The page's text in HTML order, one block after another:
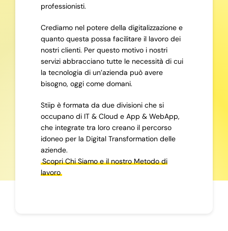
professionisti.
Crediamo nel potere della digitalizzazione e
quanto questa possa facilitare il lavoro dei
nostri clienti. Per questo motivo i nostri
servizi abbracciano tutte le necessità di cui
la tecnologia di un’azienda può avere
bisogno, oggi come domani.
Stiip è formata da due divisioni che si
occupano di IT & Cloud e App & WebApp,
che integrate tra loro creano il percorso
idoneo per la Digital Transformation delle
aziende.
Scopri Chi Siamo e il nostro Metodo di
lavoro